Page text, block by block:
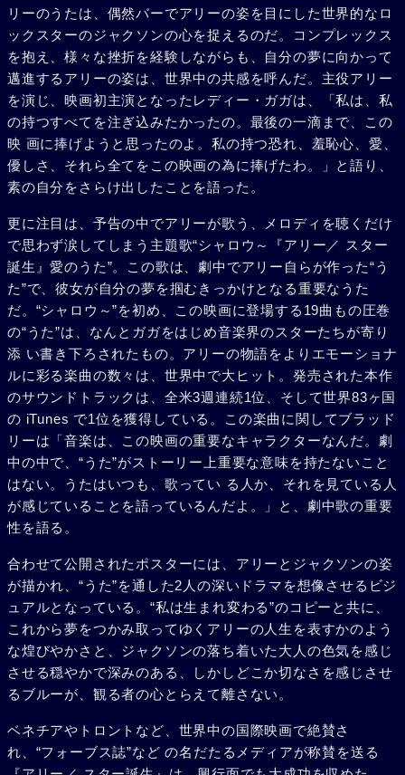
リーのうたは、偶然バーでアリーの姿を目にした世界的なロ
ックスターのジャクソンの心を捉えるのだ。コンプレックス
を抱え、様々な挫折を経験しながらも、自分の夢に向かって
邁進するアリーの姿は、世界中の共感を呼んだ。主役アリー
を演じ、映画初主演となったレディー・ガガは、「私は、私
の持つすべてを注ぎ込みたかったの。最後の一滴まで、この
映 画に捧げようと思ったのよ。私の持つ恐れ、羞恥心、愛、
優しさ、それら全てをこの映画の為に捧げたわ。」と語り、
素の自分をさらけ出したことを語った。
更に注目は、予告の中でアリーが歌う、メロディを聴くだけ
で思わず涙してしまう主題歌“シャロウ～『アリー／ スター
誕生』愛のうた”。この歌は、劇中でアリー自らが作った“う
た”で、彼女が自分の夢を掴むきっかけとなる重要なうた
だ。“シャロウ～”を初め、この映画に登場する19曲もの圧巻
の“うた”は、なんとガガをはじめ音楽界のスターたちが寄り
添 い書き下ろされたもの。アリーの物語をよりエモーショナ
ルに彩る楽曲の数々は、世界中で大ヒット。発売された本作
のサウンドトラックは、全米3週連続1位、そして世界83ヶ国
の iTunes で1位を獲得している。この楽曲に関してブラッド
リーは「音楽は、この映画の重要なキャラクターなんだ。劇
中の中で、“うた”がストーリー上重要な意味を持たないこと
はない。うたはいつも、歌ってい る人か、それを見ている人
が感じていることを語っているんだよ。」と、劇中歌の重要
性を語る。
合わせて公開されたポスターには、アリーとジャクソンの姿
が描かれ、“うた”を通した2人の深いドラマを想像させるビジ
ュアルとなっている。“私は生まれ変わる”のコピーと共に、
これから夢をつかみ取ってゆくアリーの人生を表すかのよう
な煌びやかさと、ジャクソンの落ち着いた大人の色気を感じ
させる穏やかで深みのある、しかしどこか切なさを感じさせ
るブルーが、観る者の心とらえて離さない。
ベネチアやトロントなど、世界中の国際映画で絶賛さ
れ、“フォーブス誌”など の名だたるメディアが称賛を送る